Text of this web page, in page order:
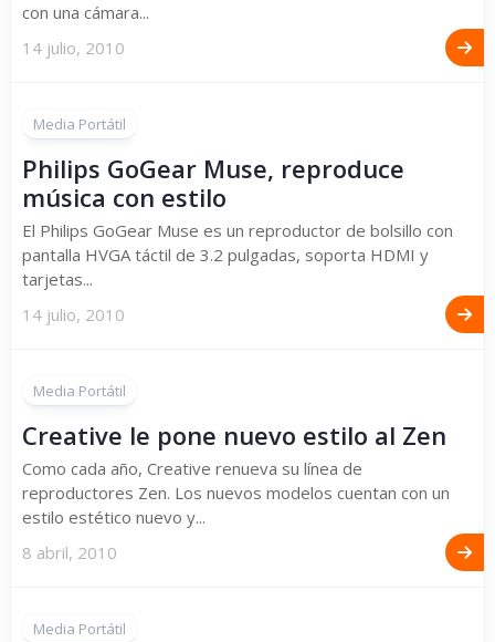
con una cámara...
14 julio, 2010
Media Portátil
Philips GoGear Muse, reproduce
música con estilo
El Philips GoGear Muse es un reproductor de bolsillo con
pantalla HVGA táctil de 3.2 pulgadas, soporta HDMI y
tarjetas...
14 julio, 2010
Media Portátil
Creative le pone nuevo estilo al Zen
Como cada año, Creative renueva su línea de
reproductores Zen. Los nuevos modelos cuentan con un
estilo estético nuevo y...
8 abril, 2010
Media Portátil